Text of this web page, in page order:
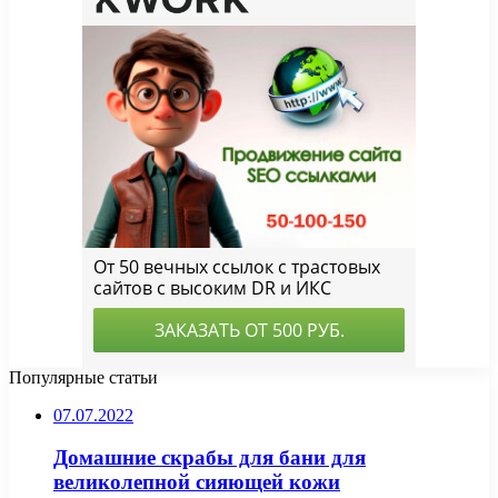
Популярные статьи
07.07.2022
Домашние скрабы для бани для
великолепной сияющей кожи